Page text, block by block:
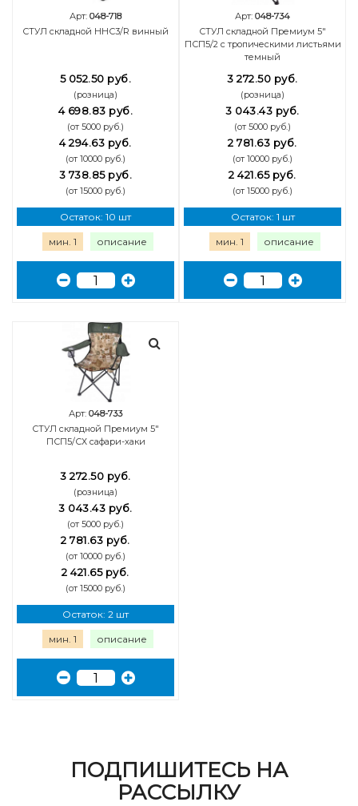
Арт: 048-718
СТУЛ складной ННС3/R винный
5 052.50 руб.
(розница)
4 698.83 руб.
(от 5000 руб.)
4 294.63 руб.
(от 10000 руб.)
3 738.85 руб.
(от 15000 руб.)
Остаток: 10 шт
мин. 1 описание
Арт: 048-734
СТУЛ складной Премиум 5"
ПСП5/2 с тропическими листьями
темный
3 272.50 руб.
(розница)
3 043.43 руб.
(от 5000 руб.)
2 781.63 руб.
(от 10000 руб.)
2 421.65 руб.
(от 15000 руб.)
Остаток: 1 шт
мин. 1 описание
Арт: 048-733
СТУЛ складной Премиум 5"
ПСП5/СХ сафари-хаки
3 272.50 руб.
(розница)
3 043.43 руб.
(от 5000 руб.)
2 781.63 руб.
(от 10000 руб.)
2 421.65 руб.
(от 15000 руб.)
Остаток: 2 шт
мин. 1 описание
ПОДПИШИТЕСЬ НА
РАССЫЛКУ